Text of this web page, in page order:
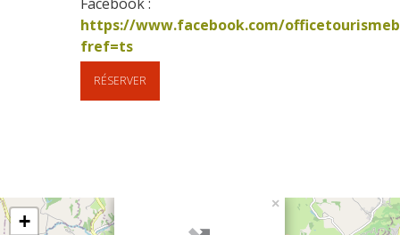
https://www.facebook.com/
fref=ts
RÉSERVER
×
+